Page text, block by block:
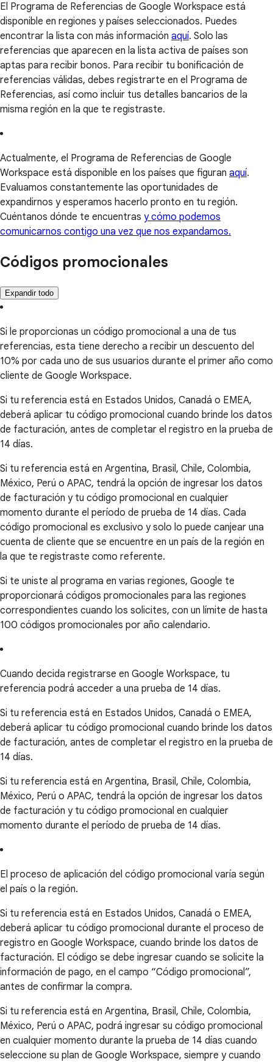
El Programa de Referencias de Google Workspace está
disponible en regiones y países seleccionados. Puedes
encontrar la lista con más información aquí. Solo las
referencias que aparecen en la lista activa de países son
aptas para recibir bonos. Para recibir tu bonificación de
referencias válidas, debes registrarte en el Programa de
Referencias, así como incluir tus detalles bancarios de la
misma región en la que te registraste.
Actualmente, el Programa de Referencias de Google
Workspace está disponible en los países que figuran aquí.
Evaluamos constantemente las oportunidades de
expandirnos y esperamos hacerlo pronto en tu región.
Cuéntanos dónde te encuentras y cómo podemos
comunicarnos contigo una vez que nos expandamos.
Códigos promocionales
Expandir todo
Si le proporcionas un código promocional a una de tus
referencias, esta tiene derecho a recibir un descuento del
10% por cada uno de sus usuarios durante el primer año como
cliente de Google Workspace.
Si tu referencia está en Estados Unidos, Canadá o EMEA,
deberá aplicar tu código promocional cuando brinde los datos
de facturación, antes de completar el registro en la prueba de
14 días.
Si tu referencia está en Argentina, Brasil, Chile, Colombia,
México, Perú o APAC, tendrá la opción de ingresar los datos
de facturación y tu código promocional en cualquier
momento durante el período de prueba de 14 días. Cada
código promocional es exclusivo y solo lo puede canjear una
cuenta de cliente que se encuentre en un país de la región en
la que te registraste como referente.
Si te uniste al programa en varias regiones, Google te
proporcionará códigos promocionales para las regiones
correspondientes cuando los solicites, con un límite de hasta
100 códigos promocionales por año calendario.
Cuando decida registrarse en Google Workspace, tu
referencia podrá acceder a una prueba de 14 días.
Si tu referencia está en Estados Unidos, Canadá o EMEA,
deberá aplicar tu código promocional cuando brinde los datos
de facturación, antes de completar el registro en la prueba de
14 días.
Si tu referencia está en Argentina, Brasil, Chile, Colombia,
México, Perú o APAC, tendrá la opción de ingresar los datos
de facturación y tu código promocional en cualquier
momento durante el período de prueba de 14 días.
El proceso de aplicación del código promocional varía según
el país o la región.
Si tu referencia está en Estados Unidos, Canadá o EMEA,
deberá aplicar tu código promocional durante el proceso de
registro en Google Workspace, cuando brinde los datos de
facturación. El código se debe ingresar cuando se solicite la
información de pago, en el campo “Código promocional”,
antes de confirmar la compra.
Si tu referencia está en Argentina, Brasil, Chile, Colombia,
México, Perú o APAC, podrá ingresar su código promocional
en cualquier momento durante la prueba de 14 días cuando
seleccione su plan de Google Workspace, siempre y cuando